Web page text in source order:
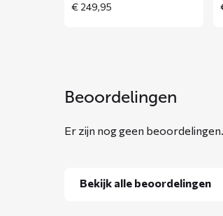
€ 249,95
Beoordelingen
Er zijn nog geen beoordelingen.
Bekijk alle beoordelingen